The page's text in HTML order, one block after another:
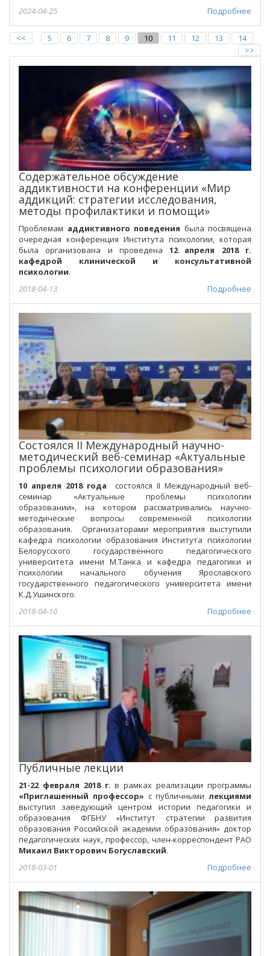
Подробнее
2024-04-25
<< 5 6 7 8 9 10 11 12 13
14
>>
Содержательное обсуждение
аддиктивности на конференции «Мир
аддикций: стратегии исследования,
методы профилактики и помощи»
Проблемам аддиктивного поведения была посвящена
очередная конференция Института психологии, которая
была организована и проведена12 апреля 2018 г.
кафедрой клинической и консультативной
психологии.
Подробнее
2018-04-13
Состоялся II Международный научно-
методический веб-семинар «Актуальные
проблемы психологии образования»
10 апреля 2018 года состоялся II Международный веб-
семинар «Актуальные проблемы психологии
образовании», на котором рассматривались научно-
методические вопросы современной психологии
образования. Организаторами мероприятия выступили
кафедра психологии образования Института психологии
Белорусского государственного педагогического
университета имени М.Танка и кафедра педагогики и
психологии начального обучения Ярославского
государственного педагогического университета имени
К.Д.Ушинского.
Подробнее
2018-04-10
Публичные лекции
21-22 февраля 2018 г. в рамках реализации программы
«Приглашенный профессор» с публичными лекциями
выступил заведующий центром истории педагогики и
образования ФГБНУ «Институт стратегии развития
образования Российской академии образования» доктор
педагогических наук, профессор, член-корреспондент РАО
Михаил Викторович Богуславский.
Подробнее
2018-03-01